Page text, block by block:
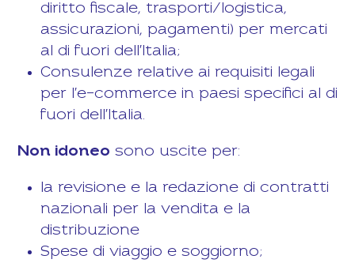
diritto fiscale, trasporti/logistica,
assicurazioni, pagamenti) per mercati
al di fuori dell'Italia;
Consulenze relative ai requisiti legali
per l'e-commerce in paesi specifici al di
fuori dell'Italia.
Non idoneo sono uscite per:
la revisione e la redazione di contratti
nazionali per la vendita e la
distribuzione
Spese di viaggio e soggiorno;